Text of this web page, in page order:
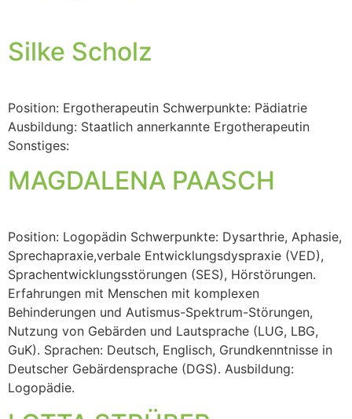
Silke Scholz
Position: Ergotherapeutin Schwerpunkte: Pädiatrie
Ausbildung: Staatlich annerkannte Ergotherapeutin
Sonstiges:
MAGDALENA PAASCH
Position: Logopädin Schwerpunkte: Dysarthrie, Aphasie,
Sprechapraxie,verbale Entwicklungsdyspraxie (VED),
Sprachentwicklungsstörungen (SES), Hörstörungen.
Erfahrungen mit Menschen mit komplexen
Behinderungen und Autismus-Spektrum-Störungen,
Nutzung von Gebärden und Lautsprache (LUG, LBG,
GuK). Sprachen: Deutsch, Englisch, Grundkenntnisse in
Deutscher Gebärdensprache (DGS). Ausbildung:
Logopädie.